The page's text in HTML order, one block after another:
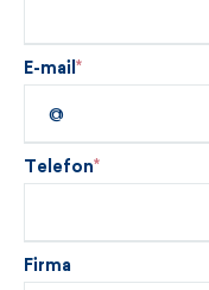
E-mail
Telefon
Firma